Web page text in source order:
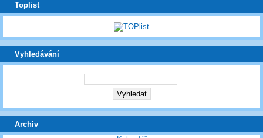
Toplist
Vyhledávání
Archiv